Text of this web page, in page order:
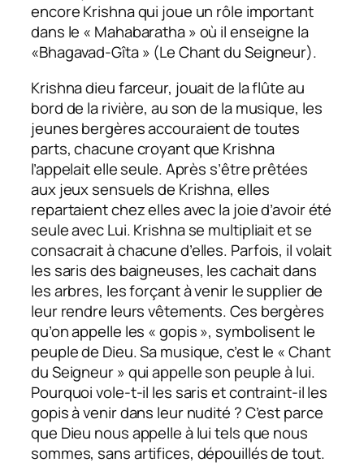
encore Krishna qui joue un rôle important
dans le « Mahabaratha » où il enseigne la
«Bhagavad-Gîta » (Le Chant du Seigneur).
Krishna dieu farceur, jouait de la flûte au
bord de la rivière, au son de la musique, les
jeunes bergères accouraient de toutes
parts, chacune croyant que Krishna
l’appelait elle seule. Après s’être prêtées
aux jeux sensuels de Krishna, elles
repartaient chez elles avec la joie d’avoir été
seule avec Lui. Krishna se multipliait et se
consacrait à chacune d’elles. Parfois, il volait
les saris des baigneuses, les cachait dans
les arbres, les forçant à venir le supplier de
leur rendre leurs vêtements. Ces bergères
qu’on appelle les « gopis », symbolisent le
peuple de Dieu. Sa musique, c’est le « Chant
du Seigneur » qui appelle son peuple à lui.
Pourquoi vole-t-il les saris et contraint-il les
gopis à venir dans leur nudité ? C’est parce
que Dieu nous appelle à lui tels que nous
sommes, sans artifices, dépouillés de tout.